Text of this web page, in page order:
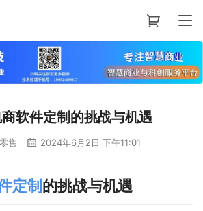
软件定制的挑战与机遇
售 2024年6月2日 下午11:01
定制 的挑战与机遇